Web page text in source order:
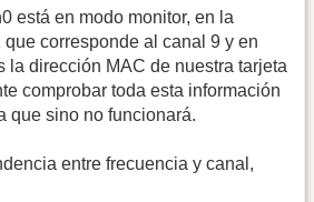
está en modo monitor, en la
corresponde al canal 9 y en
la dirección MAC de nuestra tarjeta
comprobar toda esta información
que sino no funcionará.
entre frecuencia y canal,